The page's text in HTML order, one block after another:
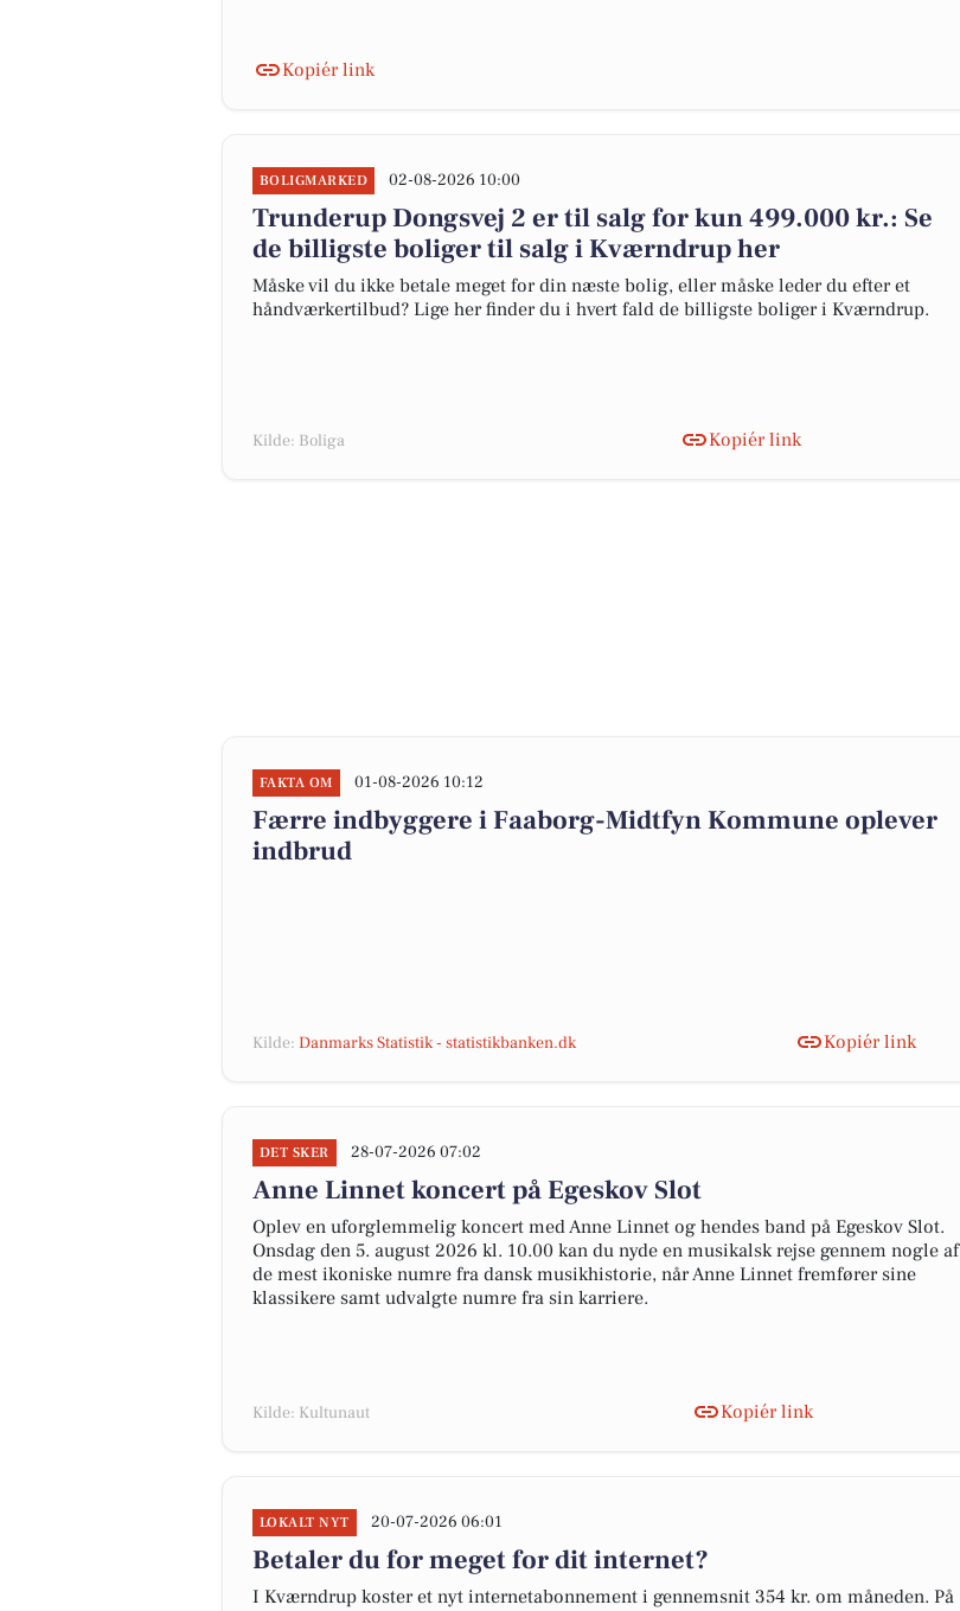
Kopiér link
BOLIGMARKED 02-08-2026 10:00
Trunderup Dongsvej 2 er til salg for kun 499.000 kr.: Se
de billigste boliger til salg i Kværndrup her
Måske vil du ikke betale meget for din næste bolig, eller måske leder du efter et
håndværkertilbud? Lige her finder du i hvert fald de billigste boliger i Kværndrup.
Kilde: Boliga Kopiér link
FAKTA OM 01-08-2026 10:12
Færre indbyggere i Faaborg-Midtfyn Kommune oplever
indbrud
Kilde: Danmarks Statistik - statistikbanken.dk Kopiér link
DET SKER 28-07-2026 07:02
Anne Linnet koncert på Egeskov Slot
Oplev en uforglemmelig koncert med Anne Linnet og hendes band på Egeskov Slot.
Onsdag den 5. august 2026 kl. 10.00 kan du nyde en musikalsk rejse gennem nogle af
de mest ikoniske numre fra dansk musikhistorie, når Anne Linnet fremfører sine
klassikere samt udvalgte numre fra sin karriere.
Kilde: Kultunaut Kopiér link
LOKALT NYT 20-07-2026 06:01
Betaler du for meget for dit internet?
I Kværndrup koster et nyt internetabonnement i gennemsnit 354 kr. om måneden. På